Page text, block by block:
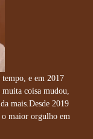
e em 2017
coisa mudou,
mais.Desde 2019
o maior orgulho em